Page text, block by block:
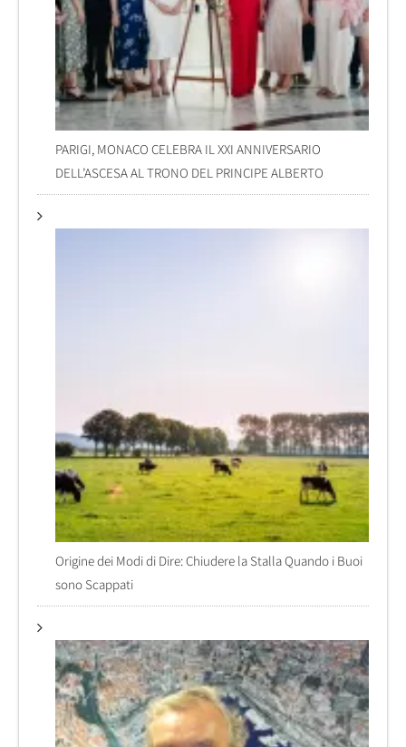
PARIGI, MONACO CELEBRA IL XXI ANNIVERSARIO
DELL’ASCESA AL TRONO DEL PRINCIPE ALBERTO
Origine dei Modi di Dire: Chiudere la Stalla Quando i Buoi
sono Scappati